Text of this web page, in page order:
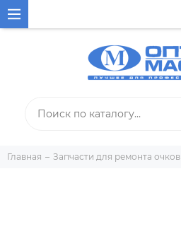
Главная Запчасти для ремонта очков